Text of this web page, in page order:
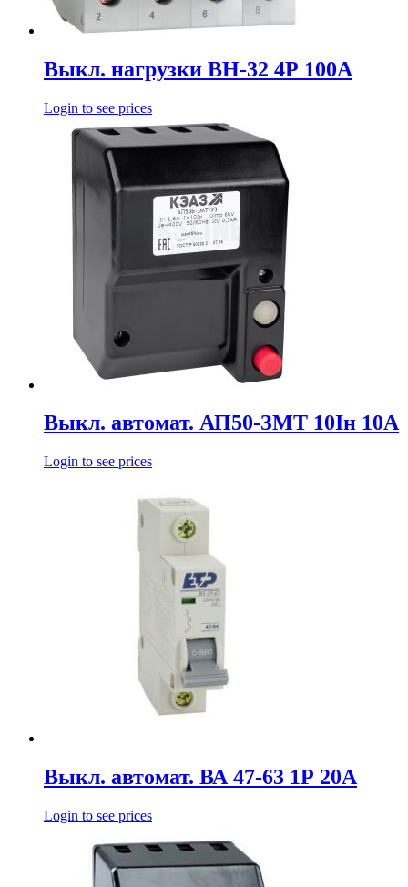
Выкл. нагрузки ВН-32 4Р 100А
Login to see prices
Выкл. автомат. АП50-ЗМТ 10Iн 10А
Login to see prices
Выкл. автомат. ВА 47-63 1Р 20А
Login to see prices